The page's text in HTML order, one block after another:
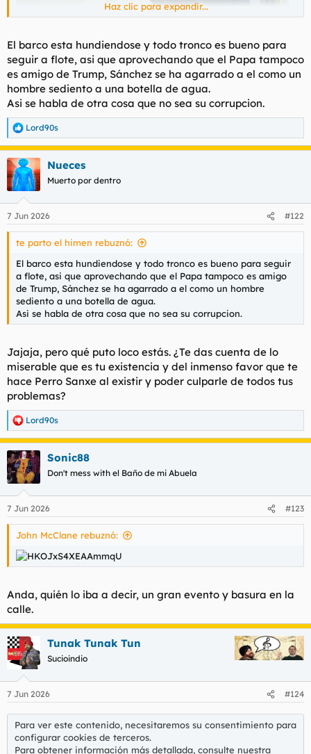
Haz clic para expandir...
El barco esta hundiendose y todo tronco es bueno para
seguir a flote, asi que aprovechando que el Papa tampoco
es amigo de Trump, Sánchez se ha agarrado a el como un
hombre sediento a una botella de agua.
Asi se habla de otra cosa que no sea su corrupcion.
R
e
a
c
c
i
e
s
Lord90s
Nueces
Muerto por dentro
7 Jun 2026 #122
te parto el himen rebuznó:
El barco esta hundiendose y todo tronco es bueno para seguir
a flote, asi que aprovechando que el Papa tampoco es amigo
de Trump, Sánchez se ha agarrado a el como un hombre
sediento a una botella de agua.
Asi se habla de otra cosa que no sea su corrupcion.
Jajaja, pero qué puto loco estás. ¿Te das cuenta de lo
miserable que es tu existencia y del inmenso favor que te
hace Perro Sanxe al existir y poder culparle de todos tus
problemas?
R
e
a
c
c
i
e
s
Lord90s
Sonic88
Don't mess with el Baño de mi Abuela
7 Jun 2026 #123
John McClane rebuznó:
Anda, quién lo iba a decir, un gran evento y basura en la
calle.
Tunak Tunak Tun
Sucioindio
7 Jun 2026 #124
Para ver este contenido, necesitaremos su consentimiento para
configurar cookies de terceros.
Para obtener información más detallada, consulte nuestra